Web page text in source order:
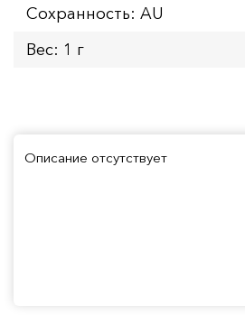
Сохранность: AU
Вес: 1 г
Описание отсутствует